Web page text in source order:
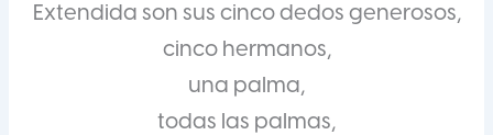
Extendida son sus cinco dedos generosos,
cinco hermanos,
una palma,
todas las palmas,